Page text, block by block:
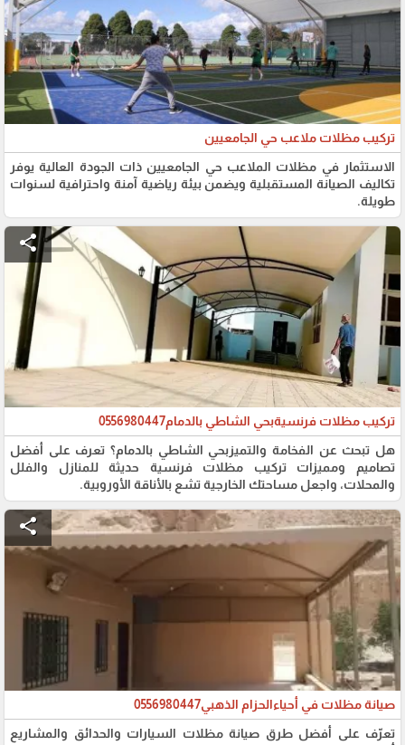
تركيب مظلات ملاعب حي الجامعيين
الاستثمار في مظلات الملاعب حي الجامعيين ذات الجودة العالية يوفر
تكاليف الصيانة المستقبلية ويضمن بيئة رياضية آمنة واحترافية لسنوات
طويلة.
share
تركيب مظلات فرنسيةبحي الشاطي بالدمام0556980447
هل تبحث عن الفخامة والتميزبحي الشاطي بالدمام؟ تعرف على أفضل
تصاميم ومميزات تركيب مظلات فرنسية حديثة للمنازل والفلل
والمحلات، واجعل مساحتك الخارجية تشع بالأناقة الأوروبية.
share
صيانة مظلات في أحياءالحزام الذهبي0556980447
تعرّف على أفضل طرق صيانة مظلات السيارات والحدائق والمشاريع